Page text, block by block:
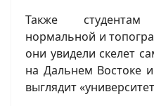
Также
нормальной и
они увидели скелет
на Дальнем Востоке
выглядит